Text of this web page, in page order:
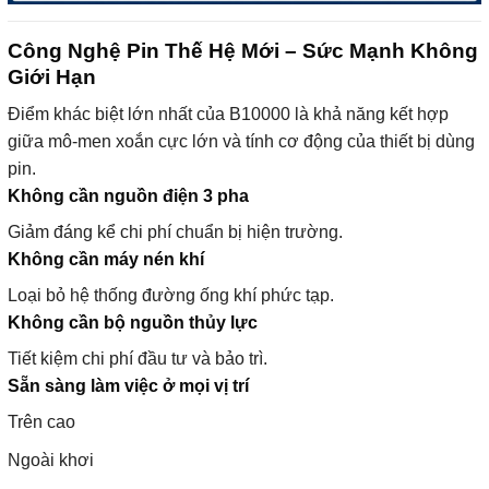
Công Nghệ Pin Thế Hệ Mới – Sức Mạnh Không
Giới Hạn
Điểm khác biệt lớn nhất của B10000 là khả năng kết hợp
giữa mô-men xoắn cực lớn và tính cơ động của thiết bị dùng
pin.
Không cần nguồn điện 3 pha
Giảm đáng kể chi phí chuẩn bị hiện trường.
Không cần máy nén khí
Loại bỏ hệ thống đường ống khí phức tạp.
Không cần bộ nguồn thủy lực
Tiết kiệm chi phí đầu tư và bảo trì.
Sẵn sàng làm việc ở mọi vị trí
Trên cao
Ngoài khơi